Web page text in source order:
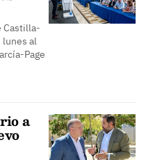
Castilla-
lunes al
Page
a